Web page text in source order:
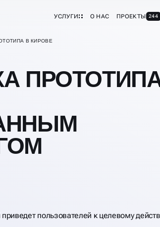
УСЛУГИ О НАС ПРОЕКТЫ 244
В КИРОВЕ
пользователей к целевому